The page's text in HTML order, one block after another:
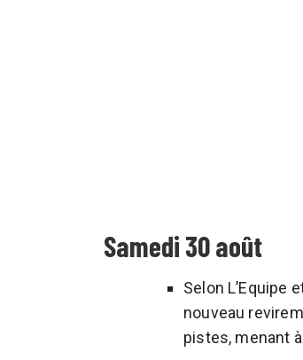
Samedi 30 août
Selon L’Equipe
nouveau
pistes, menant à